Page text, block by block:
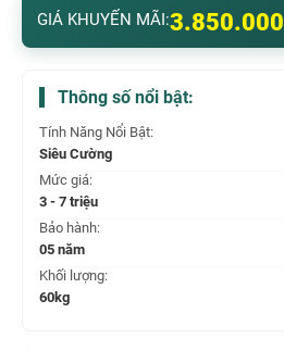
GIÁ KHUYẾN MÃI:3.850.000
Thông số nổi bật:
Tính Năng Nổi Bật:
Siêu Cường
Mức giá:
3 - 7 triệu
Bảo hành:
05 năm
Khối lượng:
60kg